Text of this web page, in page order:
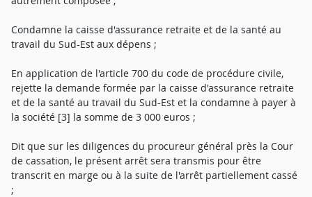
Condamne la caisse d'assurance retraite et de la santé au
travail du Sud-Est aux dépens ;
En application de l'article 700 du code de procédure civile,
rejette la demande formée par la caisse d'assurance retraite
et de la santé au travail du Sud-Est et la condamne à payer à
la société [3] la somme de 3 000 euros ;
Dit que sur les diligences du procureur général près la Cour
de cassation, le présent arrêt sera transmis pour être
transcrit en marge ou à la suite de l'arrêt partiellement cassé
;